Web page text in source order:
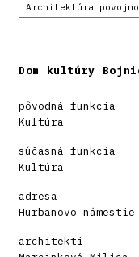
Architektúra
Dom kultúry
pôvodná funkcia
Kultúra
súčasná funkcia
Kultúra
adresa
Hurbanovo
architekti